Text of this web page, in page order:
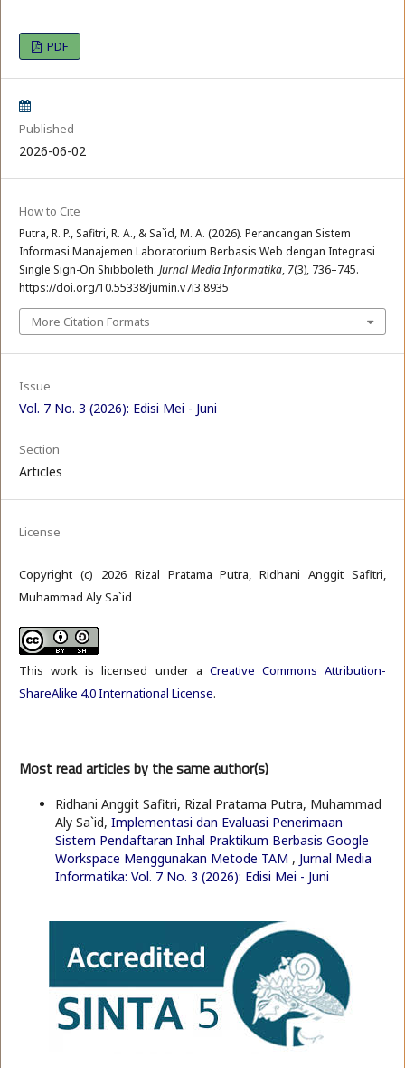
PDF
Published
2026-06-02
How to Cite
Putra, R. P., Safitri, R. A., & Sa`id, M. A. (2026). Perancangan Sistem
Informasi Manajemen Laboratorium Berbasis Web dengan Integrasi
Single Sign-On Shibboleth. Jurnal Media Informatika, 7(3), 736–745.
https://doi.org/10.55338/jumin.v7i3.8935
More Citation Formats
Issue
Vol. 7 No. 3 (2026): Edisi Mei - Juni
Section
Articles
License
Copyright (c) 2026 Rizal Pratama Putra, Ridhani Anggit Safitri,
Muhammad Aly Sa`id
This work is licensed under a Creative Commons Attribution-
ShareAlike 4.0 International License.
Most read articles by the same author(s)
Ridhani Anggit Safitri, Rizal Pratama Putra, Muhammad
Aly Sa`id, Implementasi dan Evaluasi Penerimaan
Sistem Pendaftaran Inhal Praktikum Berbasis Google
Workspace Menggunakan Metode TAM , Jurnal Media
Informatika: Vol. 7 No. 3 (2026): Edisi Mei - Juni